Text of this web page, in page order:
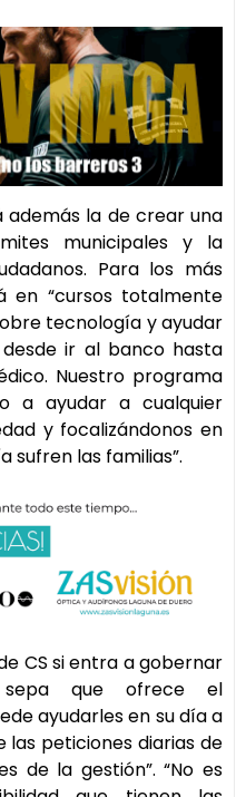
además la de crear una
municipales y la
Para los más
en “cursos totalmente
tecnología y ayudar
ir al banco hasta
Nuestro programa
a ayudar a cualquier
y focalizándonos en
sufren las familias”.
CS si entra a gobernar
que ofrece el
ayudarles en su día a
las peticiones diarias de
de la gestión”. “No es